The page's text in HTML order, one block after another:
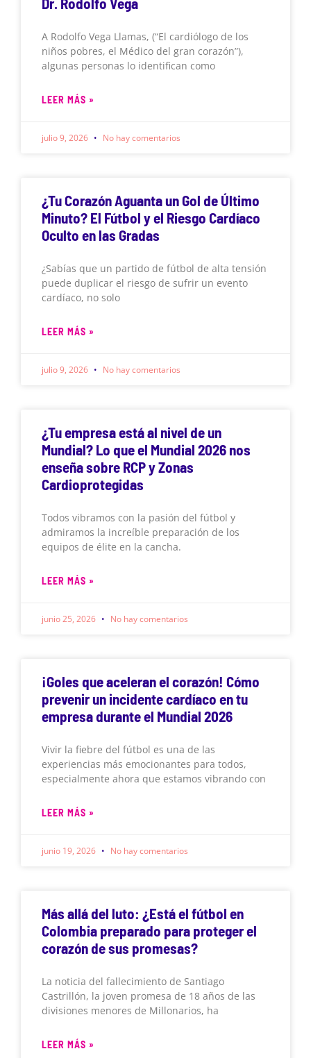
A Rodolfo Vega Llamas, (“El cardiólogo de los
niños pobres, el Médico del gran corazón”),
algunas personas lo identifican como
LEER MÁS »
julio 9, 2026 No hay comentarios
¿Tu Corazón Aguanta un Gol de Último
Minuto? El Fútbol y el Riesgo Cardíaco
Oculto en las Gradas
¿Sabías que un partido de fútbol de alta tensión
puede duplicar el riesgo de sufrir un evento
cardíaco, no solo
LEER MÁS »
julio 9, 2026 No hay comentarios
¿Tu empresa está al nivel de un
Mundial? Lo que el Mundial 2026 nos
enseña sobre RCP y Zonas
Cardioprotegidas
Todos vibramos con la pasión del fútbol y
admiramos la increíble preparación de los
equipos de élite en la cancha.
LEER MÁS »
junio 25, 2026 No hay comentarios
¡Goles que aceleran el corazón! Cómo
prevenir un incidente cardíaco en tu
empresa durante el Mundial 2026
Vivir la fiebre del fútbol es una de las
experiencias más emocionantes para todos,
especialmente ahora que estamos vibrando con
LEER MÁS »
junio 19, 2026 No hay comentarios
Más allá del luto: ¿Está el fútbol en
Colombia preparado para proteger el
corazón de sus promesas?
La noticia del fallecimiento de Santiago
Castrillón, la joven promesa de 18 años de las
divisiones menores de Millonarios, ha
LEER MÁS »